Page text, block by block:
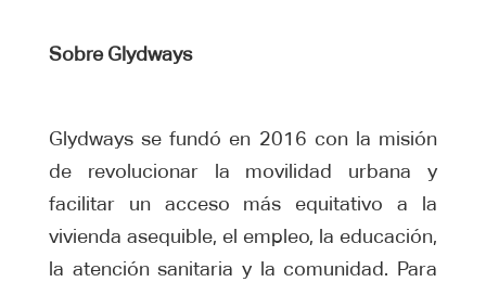
Sobre Glydways
Glydways se fundó en 2016 con la misión
de revolucionar la movilidad urbana y
facilitar un acceso más equitativo a la
vivienda asequible, el empleo, la educación,
la atención sanitaria y la comunidad. Para